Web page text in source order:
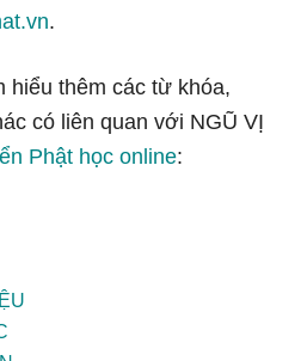
.
hiểu thêm các từ khóa,
có liên quan với NGŨ VỊ
Phật học online: